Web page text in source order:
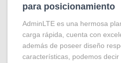
para posicionamiento
AdminLTE es una hermosa
carga rápida, cuenta con
además de poseer diseño
características, podemos decir